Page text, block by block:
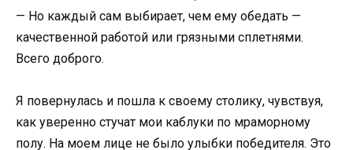
— Но каждый сам выбирает, чем ему обедать —
качественной работой или грязными сплетнями.
Всего доброго.
Я повернулась и пошла к своему столику, чувствуя,
как уверенно стучат мои каблуки по мраморному
полу. На моем лице не было улыбки победителя. Это